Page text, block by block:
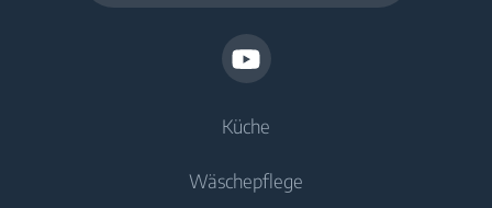
Küche
Kühlen
Wäschepflege